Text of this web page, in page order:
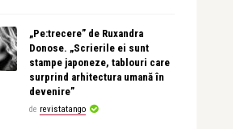
„Pe:trecere” de Ruxandra
Donose. „Scrierile ei sunt
stampe japoneze, tablouri care
surprind arhitectura umană în
devenire”
de revistatango